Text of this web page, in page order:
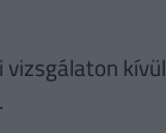
kívül